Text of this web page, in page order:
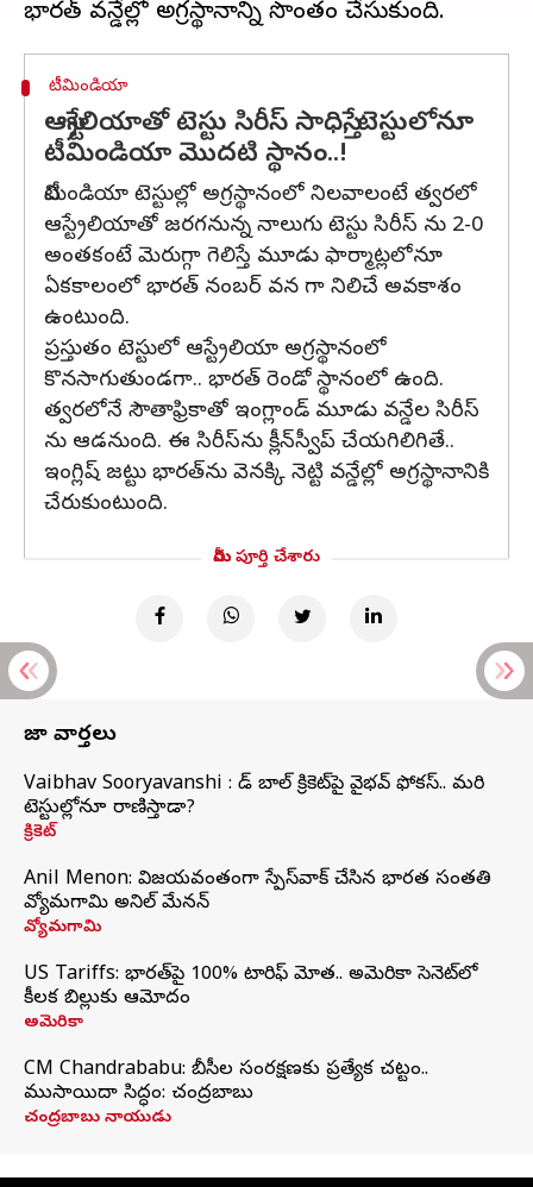
టీమిండియా
ఆస్ట్రేలియాతో టెస్టు సిరీస్ సాధిస్తే, టెస్టులోనూ
టీమిండియా మొదటి స్థానం..!
టీమిండియా టెస్టుల్లో అగ్రస్థానంలో నిలవాలంటే త్వరలో
ఆస్ట్రేలియాతో జరగనున్న నాలుగు టెస్టు సిరీస్ ను 2-0
అంతకంటే మెరుగ్గా గెలిస్తే మూడు ఫార్మాట్లలోనూ
ఏకకాలంలో భారత్ నంబర్ వన గా నిలిచే అవకాశం
ఉంటుంది.
ప్రస్తుతం టెస్టులో ఆస్ట్రేలియా అగ్రస్థానంలో
కొనసాగుతుండగా.. భారత్ రెండో స్థానంలో ఉంది.
త్వరలోనే సౌతాఫ్రికాతో ఇంగ్లాండ్ మూడు వన్డేల సిరీస్
ను ఆడనుంది. ఈ సిరీస్‌ను క్లీన్‌స్వీప్ చేయగిలిగితే..
ఇంగ్లిష్ జట్టు భారత్‌ను వెనక్కి నెట్టి వన్డేల్లో అగ్రస్థానానికి
చేరుకుంటుంది.
మీరు పూర్తి చేశారు
తాజా వార్తలు
Vaibhav Sooryavanshi : రెడ్ బాల్ క్రికెట్‌పై వైభవ్ ఫోకస్.. మరి
టెస్టుల్లోనూ రాణిస్తాడా?
క్రికెట్
Anil Menon: విజయవంతంగా స్పేస్‌వాక్‌ చేసిన భారత సంతతి
వ్యోమగామి అనిల్‌ మేనన్
వ్యోమగామి
US Tariffs: భారత్‌పై 100% టారిఫ్‌ మోత.. అమెరికా సెనెట్‌లో
కీలక బిల్లుకు ఆమోదం
అమెరికా
CM Chandrababu: బీసీల సంరక్షణకు ప్రత్యేక చట్టం..
ముసాయిదా సిద్ధం: చంద్రబాబు
చంద్రబాబు నాయుడు